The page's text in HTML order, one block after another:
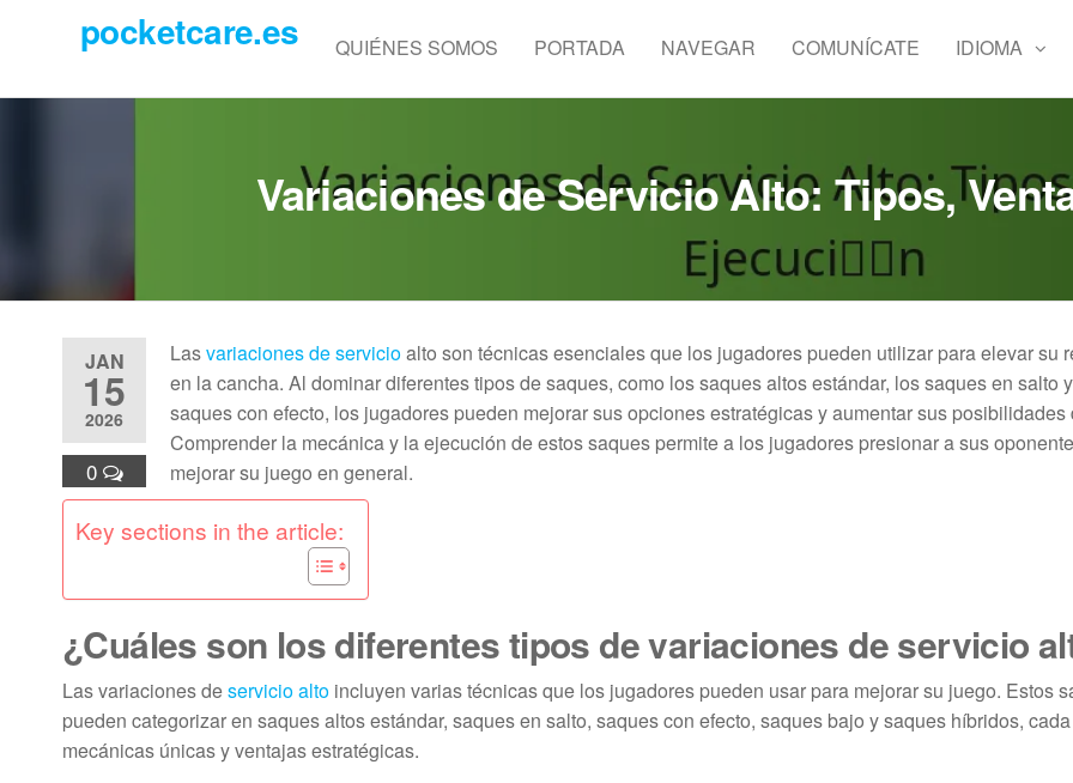
content
pocketcare.es QUIÉNES SOMOS PORTADA NAVEGAR COMUNÍCATE IDIOMA
Variaciones de Servicio Alto: Tipos,
JAN
15
2026
0
Lasvariaciones de servicioalto son técnicas esenciales que los jugadores pueden utilizar para elevar su
en la cancha. Al dominar diferentes tipos de saques, como los saques altos estándar, los saques en salto
saques con efecto, los jugadores pueden mejorar sus opciones estratégicas y aumentar sus posibilidades
Comprender la mecánica y la ejecución de estos saques permite a los jugadores presionar a sus
mejorar su juego en general.
Key sections in the article:
¿Cuáles son los diferentes tipos de variaciones de servicio
Las variaciones deservicio alto incluyen varias técnicas que los jugadores pueden usar para mejorar su juego. Estos
pueden categorizar en saques altos estándar, saques en salto, saques con efecto, saques bajo y saques híbridos,
mecánicas únicas y ventajas estratégicas.